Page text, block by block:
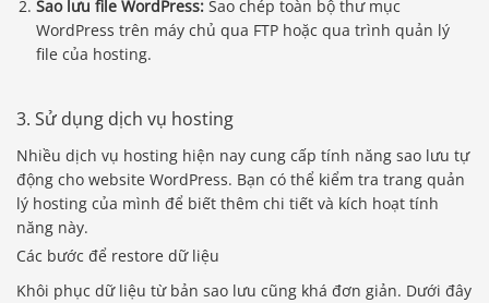
Sao lưu file WordPress: Sao chép toàn bộ thư mục
WordPress trên máy chủ qua FTP hoặc qua trình quản lý
file của hosting.
3. Sử dụng dịch vụ hosting
Nhiều dịch vụ hosting hiện nay cung cấp tính năng sao lưu tự
động cho website WordPress. Bạn có thể kiểm tra trang quản
lý hosting của mình để biết thêm chi tiết và kích hoạt tính
năng này.
Các bước để restore dữ liệu
Khôi phục dữ liệu từ bản sao lưu cũng khá đơn giản. Dưới đây